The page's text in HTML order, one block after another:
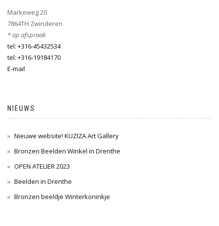
Markeweg 20
7864TH Zwinderen
* op afspraak
tel: +316-45432534
tel: +316-19184170
E-mail
NIEUWS
Nieuwe website! KUZIZA Art Gallery
Bronzen Beelden Winkel in Drenthe
OPEN ATELIER 2023
Beelden in Drenthe
Bronzen beeldje Winterkoninkje